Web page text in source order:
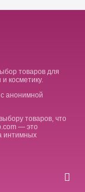
товаров для
косметику.
анонимной
товаров, что
— это
интимных